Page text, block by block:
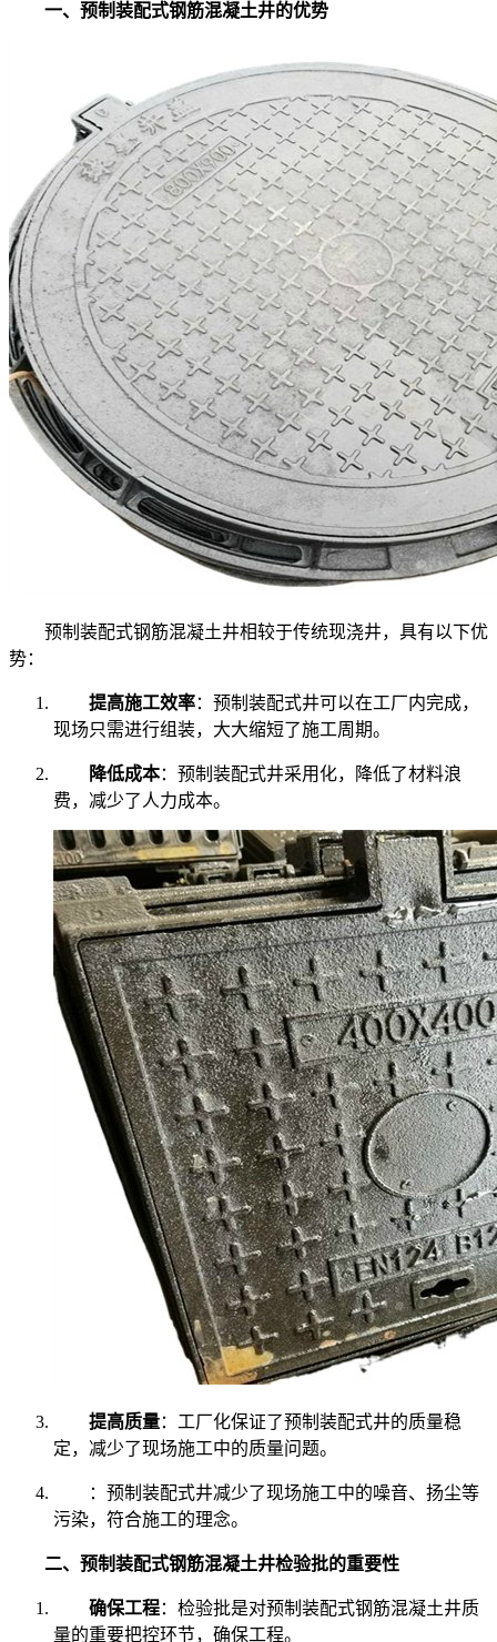
一、预制装配式钢筋混凝土井的优势
预制装配式钢筋混凝土井相较于传统现浇井，具有以下优
势：
提高施工效率：预制装配式井可以在工厂内完成，
现场只需进行组装，大大缩短了施工周期。
降低成本：预制装配式井采用化，降低了材料浪
费，减少了人力成本。
提高质量：工厂化保证了预制装配式井的质量稳
定，减少了现场施工中的质量问题。
：预制装配式井减少了现场施工中的噪音、扬尘等
污染，符合施工的理念。
二、预制装配式钢筋混凝土井检验批的重要性
确保工程：检验批是对预制装配式钢筋混凝土井质
量的重要把控环节，确保工程。